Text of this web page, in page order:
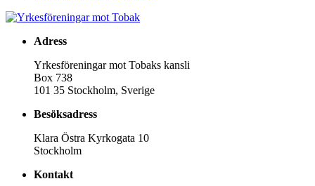
Adress
Yrkesföreningar mot Tobaks kansli
Box 738
101 35 Stockholm, Sverige
Besöksadress
Klara Östra Kyrkogata 10
Stockholm
Kontakt